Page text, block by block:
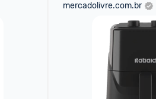
mercadolivre.com.br